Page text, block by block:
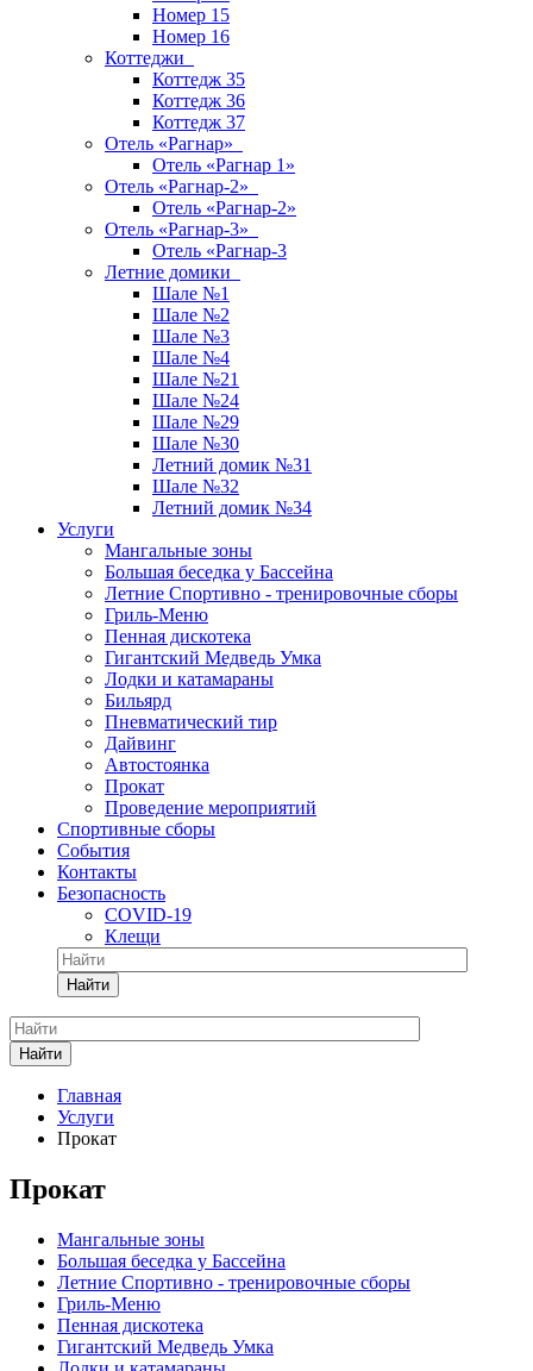
Номер 15
Номер 16
Коттеджи
Коттедж 35
Коттедж 36
Коттедж 37
Отель «Рагнар»
Отель «Рагнар 1»
Отель «Рагнар-2»
Отель «Рагнар-2»
Отель «Рагнар-3»
Отель «Рагнар-3
Летние домики
Шале №1
Шале №2
Шале №3
Шале №4
Шале №21
Шале №24
Шале №29
Шале №30
Летний домик №31
Шале №32
Летний домик №34
Услуги
Мангальные зоны
Большая беседка у Бассейна
Летние Спортивно - тренировочные сборы
Гриль-Меню
Пенная дискотека
Гигантский Медведь Умка
Лодки и катамараны
Бильярд
Пневматический тир
Дайвинг
Автостоянка
Прокат
Проведение мероприятий
Спортивные сборы
События
Контакты
Безопасность
COVID-19
Клещи
Найти
Найти
Главная
Услуги
Прокат
Прокат
Мангальные зоны
Большая беседка у Бассейна
Летние Спортивно - тренировочные сборы
Гриль-Меню
Пенная дискотека
Гигантский Медведь Умка